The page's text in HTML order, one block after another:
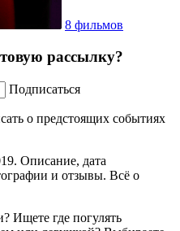
8 фильмов
рассылку?
Подписаться
о предстоящих событиях
Описание, дата
и отзывы. Всё о
Ищете где погулять